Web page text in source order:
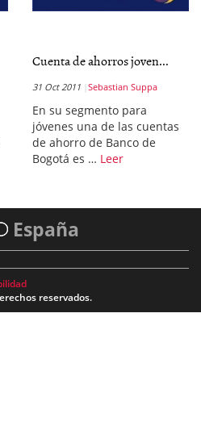
Cuenta de ahorros joven...
31 Oct 2011 Sebastian Suppa
En su segmento para
jóvenes una de las cuentas
de ahorro de Banco de
Bogotá es … Leer
España
reservados.